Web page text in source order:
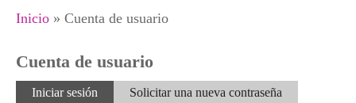
Se encuentra usted aquí
Inicio » Cuenta de usuario
Cuenta de usuario
Solapas principales
Iniciar sesión (solapaSolicitar una nueva contraseña